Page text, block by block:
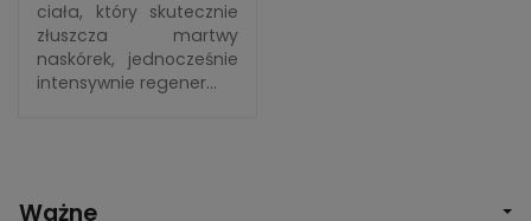
ciała, który skutecznie
złuszcza martwy
naskórek, jednocześnie
intensywnie regener...
Ważne